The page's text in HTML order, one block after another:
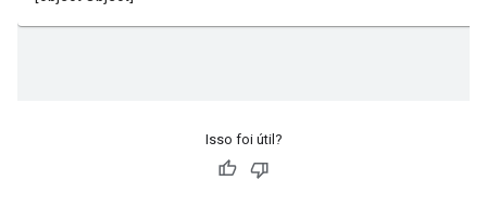
Isso foi útil?